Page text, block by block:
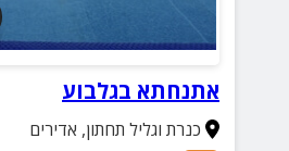
אתנחתא בגלבוע
כנרת וגליל תחתון, אדירים